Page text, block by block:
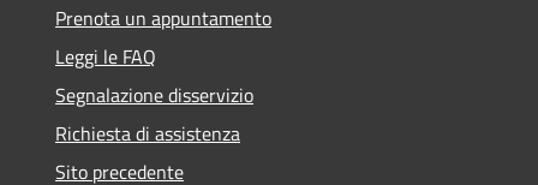
Prenota un appuntamento
Leggi le FAQ
Segnalazione disservizio
Richiesta di assistenza
Sito precedente